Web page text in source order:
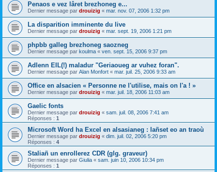
Penaos e vez lâret brezhoneg e...
Dernier message par drouizig « mar. nov. 07, 2006 1:32 pm
La disparition imminente du live
Dernier message par drouizig « mar. sept. 19, 2006 1:21 pm
phpbb galleg brezhoneg saozneg
Dernier message par koulma « ven. sept. 15, 2006 9:37 pm
Adlenn EIL(!) maladur "Geriaoueg ar vuhez foran".
Dernier message par Alan Monfort « mar. juil. 25, 2006 9:33 am
Office en alsacien « Personne ne l'utilise, mais on l'a ! »
Dernier message par drouizig « mar. juil. 18, 2006 11:03 am
Gaelic fonts
Dernier message par drouizig « sam. juil. 08, 2006 7:41 am
Réponses : 1
Microsoft Word ha Excel en alsasianeg : lañset eo an traoù
Dernier message par drouizig « dim. juil. 02, 2006 5:20 pm
Réponses : 4
Staliañ un enrollerez CDR (glg. graveur)
Dernier message par Giulia « sam. juin 10, 2006 10:34 pm
Réponses : 1